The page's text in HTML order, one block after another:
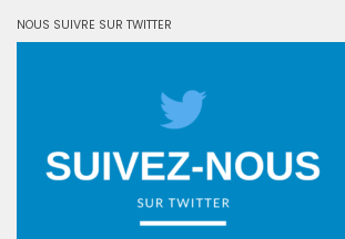
NOUS SUIVRE SUR TWITTER